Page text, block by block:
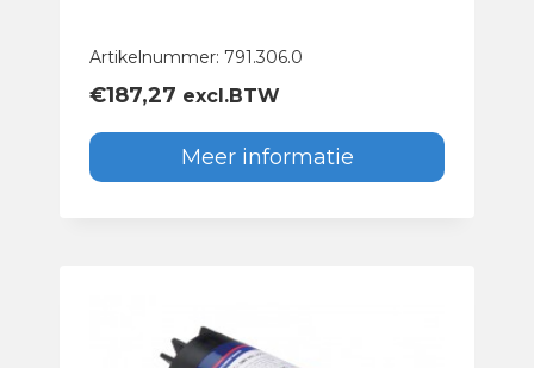
Artikelnummer: 791.306.0
€187,27 excl.BTW
Meer informatie